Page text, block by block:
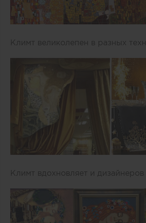
Климт великолепен в разных
Климт вдохновляет и дизайнеров